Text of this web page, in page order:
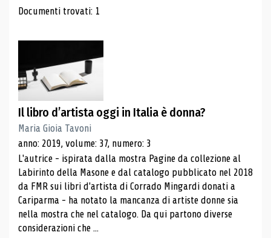
Risultati di ricerca
Documenti trovati: 1
Il libro d’artista oggi in Italia è donna?
Maria Gioia Tavoni
anno: 2019, volume: 37, numero: 3
L'autrice - ispirata dalla mostra Pagine da collezione al
Labirinto della Masone e dal catalogo pubblicato nel 2018
da FMR sui libri d'artista di Corrado Mingardi donati a
Cariparma - ha notato la mancanza di artiste donne sia
nella mostra che nel catalogo. Da qui partono diverse
considerazioni che ...